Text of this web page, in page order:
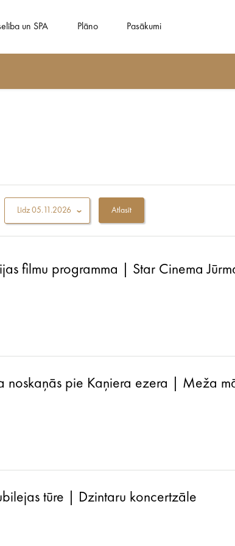
un SPA Plāno Pasākumi
Līdz05.11.2026
filmu programma | Star Cinema
noskaņās pie Kaņiera ezera | Meža
tūre | Dzintaru koncertzāle